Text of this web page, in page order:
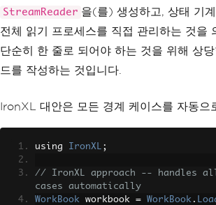
StreamReader 을(를) 생성하고, 상태 기
전체 읽기 프로세스를 직접 관리하는 것을
단순히 한 줄로 되어야 하는 것을 위해 상
드를 작성하는 것입니다.
IronXL 대안은 모든 경계 케이스를 자동으
using IronXL ;
// IronXL approach -- handles
cases automatically
WorkBook workbook = WorkBook .